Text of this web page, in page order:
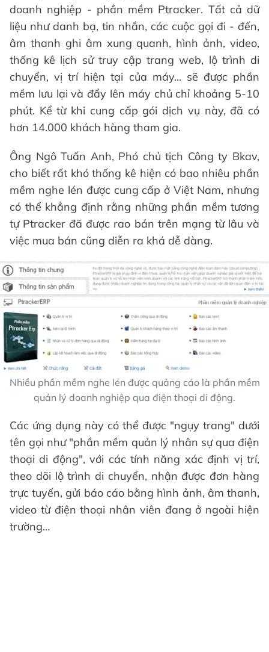
doanh nghiệp - phần mềm Ptracker. Tất cả dữ
liệu như danh bạ, tin nhắn, các cuộc gọi đi - đến,
âm thanh ghi âm xung quanh, hình ảnh, video,
thống kê lịch sử truy cập trang web, lộ trình di
chuyển, vị trí hiện tại của máy... sẽ được phần
mềm lưu lại và đẩy lên máy chủ chỉ khoảng 5-10
phút. Kể từ khi cung cấp gói dịch vụ này, đã có
hơn 14.000 khách hàng tham gia.
Ông Ngô Tuấn Anh, Phó chủ tịch Công ty Bkav,
cho biết rất khó thống kê hiện có bao nhiêu phần
mềm nghe lén được cung cấp ở Việt Nam, nhưng
có thể khẳng định rằng những phần mềm tương
tự Ptracker đã được rao bán trên mạng từ lâu và
việc mua bán cũng diễn ra khá dễ dàng.
Nhiều phần mềm nghe lén được quảng cáo là phần mềm
quản lý doanh nghiệp qua điện thoại di động.
Các ứng dụng này có thể được "ngụy trang" dưới
tên gọi như "phần mềm quản lý nhân sự qua điện
thoại di động", với các tính năng xác định vị trí,
theo dõi lộ trình di chuyển, nhận được đơn hàng
trực tuyến, gửi báo cáo bằng hình ảnh, âm thanh,
video từ điện thoại nhân viên đang ở ngoài hiện
trường…